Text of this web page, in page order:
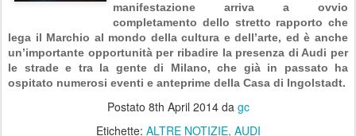
manifestazione arriva a ovvio
completamento dello stretto rapporto che
lega il Marchio al mondo della cultura e dell’arte, ed è anche
un’importante opportunità per ribadire la presenza di Audi per
le strade e tra la gente di Milano, che già in passato ha
ospitato numerosi eventi e anteprime della Casa di Ingolstadt.
Postato 8th April 2014da gc
Etichette: ALTRE NOTIZIE AUDI